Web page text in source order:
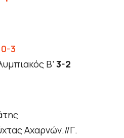
0-3
Β’3-2
Αχαρνών.//Γ.